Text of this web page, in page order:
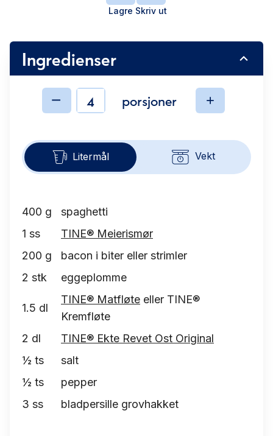
Lagre Skriv ut
Ingredienser
Ingredienserporsjoner
Litermål Vekt
400 g
spaghetti
1 ss
TINE® Meierismør
200 g
bacon i biter eller strimler
2 stk eggeplomme
1.5 dl
TINE® Matfløte eller TINE®
Kremfløte
2 dl
TINE® Ekte Revet Ost Original
½ ts
salt
½ ts
pepper
3 ss bladpersille grovhakket